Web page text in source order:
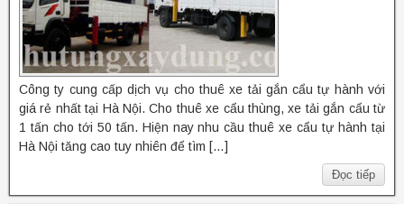
Công ty cung cấp dịch vụ cho thuê xe tải gắn cẩu tự hành với
giá rẻ nhất tại Hà Nội. Cho thuê xe cẩu thùng, xe tải gắn cẩu từ
1 tấn cho tới 50 tấn. Hiện nay nhu cầu thuê xe cẩu tự hành tại
Hà Nội tăng cao tuy nhiên để tìm […]
Đọc tiếp